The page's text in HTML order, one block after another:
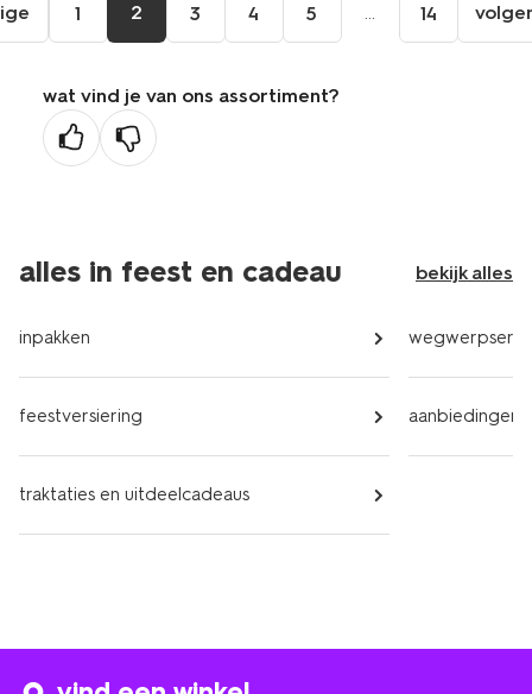
1 2 3 4 5 ... 14
wat vind je van ons assortiment?
alles in feest en cadeau bekijk alles
inpakken
feestversiering
traktaties en uitdeelcadeaus
aanbiedingen